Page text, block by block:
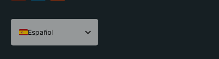
Español
English